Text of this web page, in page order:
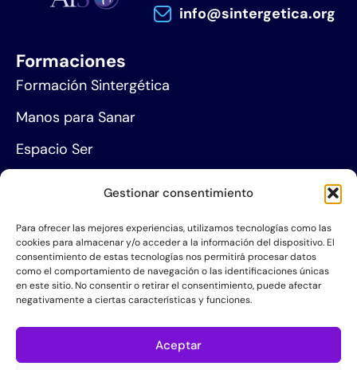
Gestionar consentimiento
Para ofrecer las mejores experiencias, utilizamos tecnologías como las
cookies para almacenar y/o acceder a la información del dispositivo. El
consentimiento de estas tecnologías nos permitirá procesar datos
como el comportamiento de navegación o las identificaciones únicas
en este sitio. No consentir o retirar el consentimiento, puede afectar
negativamente a ciertas características y funciones.
Aceptar
info@sintergetica.org
Formaciones
Formación Sintergética
Manos para Sanar
Espacio Ser
Proyección social
Hazte socio
Grupos de Servicio